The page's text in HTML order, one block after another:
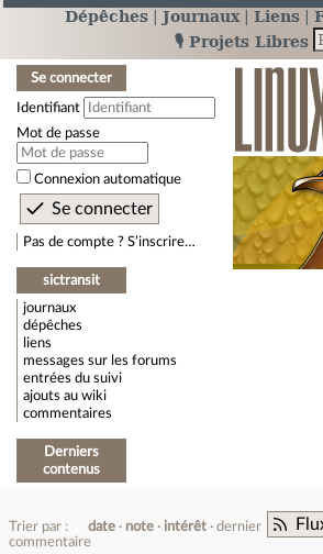
Dépêches Journaux Liens
🎙️ Projets Libres
Se connecter
Identifiant
Mot de passe
Connexion automatique
Pas de compte ? S’inscrire…
sictransit
journaux
dépêches
liens
messages sur les forums
entrées du suivi
ajouts au wiki
commentaires
Derniers
contenus
Trier par : date note intérêt
dernier
commentaire